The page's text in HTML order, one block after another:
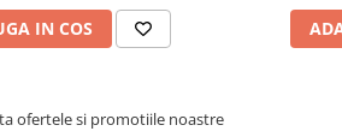
IN COS
ofertele si promotiile noastre